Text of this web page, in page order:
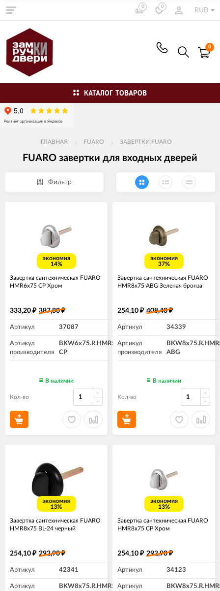
0 0
RUB
0
КАТАЛОГ ТОВАРОВ
ГЛАВНАЯ FUARO ЗАВЕРТКИ FUARO
FUARO завертки для входных дверей
Фильтр
экономия
14%
Завертка сантехническая FUARO
HMR6x75 CP Хром
333,20 ₽ 387,80₽
Артикул 37087
Артикул
производителя
BKW6x75.R.HMR54
CP
В наличии
Кол-во
экономия
37%
Завертка сантехническая FUARO
HMR8x75 ABG Зеленая бронза
254,10 ₽ 408,40₽
Артикул 34339
Артикул
производителя
ABG
В наличии
Кол-во
экономия
13%
Завертка сантехническая FUARO
HMR8x75 BL-24 черный
254,10 ₽ 292,90₽
Артикул 42341
Артикул
BKW8x75.R.HMR54
экономия
13%
Завертка сантехническая FUARO
HMR8x75 CP Хром
254,10 ₽ 292,90₽
Артикул 34123
Артикул